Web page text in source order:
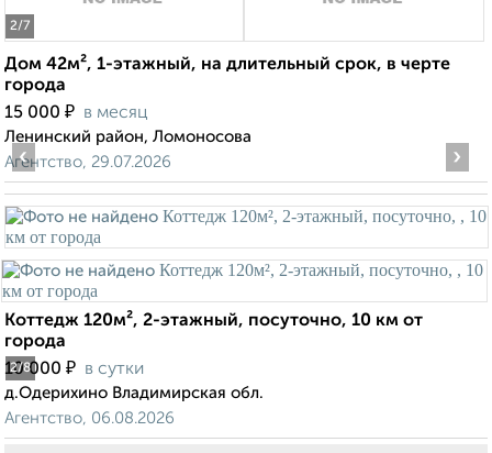
2/7
Дом 42м², 1-этажный, на длительный срок, в черте
города
15 000 ₽ в месяц
Ленинский район, Ломоносова
Агентство, 29.07.2026
2/8
‹ ›
Коттедж 120м², 2-этажный, посуточно, 10 км от
города
10 000 ₽ в сутки
д.Одерихино Владимирская обл.
Агентство, 06.08.2026